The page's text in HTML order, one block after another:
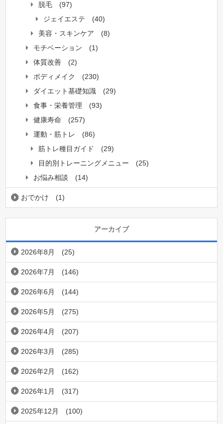
脱毛
(97)
ジェイエステ
(40)
美容・スキンケア
(8)
モチベーション
(1)
体質改善
(2)
ボディメイク
(230)
ダイエット基礎知識
(29)
食事・栄養管理
(93)
健康寿命
(257)
運動・筋トレ
(86)
筋トレ種目ガイド
(29)
目的別トレーニングメニュー
(25)
お悩み相談
(14)
おでかけ (1)
アーカイブ
2026年8月 (25)
2026年7月 (146)
2026年6月 (144)
2026年5月 (275)
2026年4月 (207)
2026年3月 (285)
2026年2月 (162)
2026年1月 (317)
2025年12月 (100)